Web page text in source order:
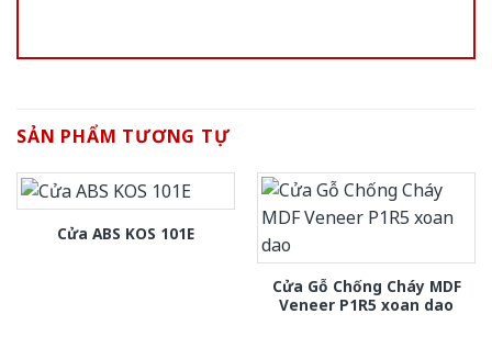
SẢN PHẨM TƯƠNG TỰ
Cửa ABS KOS 101E
Cửa Gỗ Chống Cháy MDF
Veneer P1R5 xoan dao